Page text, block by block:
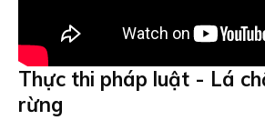
Thực thi pháp luật - Lá
rừng